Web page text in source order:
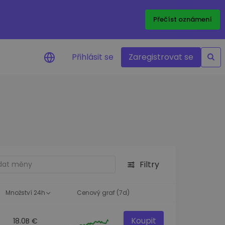
Přečíst oznámení
Přihlásit se Zaregistrovat se
Filtry
Množství 24h Cenový graf (7d)
18.0B € Koupit